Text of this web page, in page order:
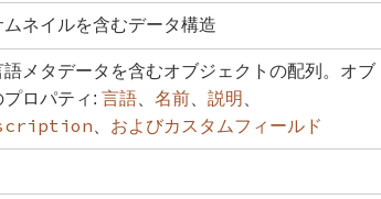
ムネイルを含むデータ構造
メタデータを含むオブジェクトの配列。オブ
ロパティ: 言語 名前 説明
およびカスタムフィールド